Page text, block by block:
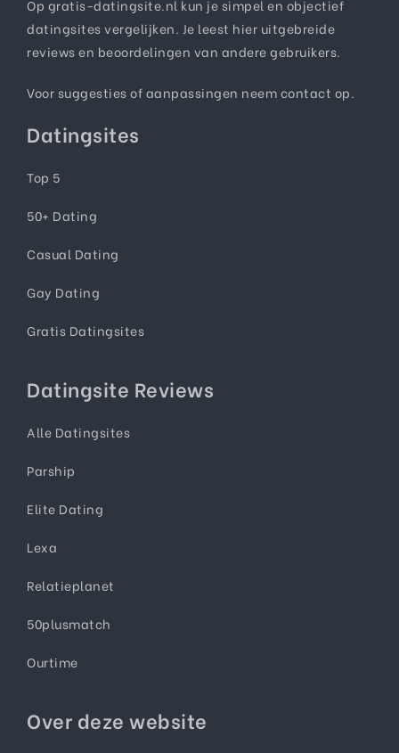
Op gratis-datingsite.nl kun je simpel en objectief
datingsites vergelijken. Je leest hier uitgebreide
reviews en beoordelingen van andere gebruikers.
Voor suggesties of aanpassingen neemcontact op.
Datingsites
Top 5
50+ Dating
Casual Dating
Gay Dating
Gratis Datingsites
Datingsite Reviews
Alle Datingsites
Parship
Elite Dating
Lexa
Relatieplanet
50plusmatch
Ourtime
Over deze website